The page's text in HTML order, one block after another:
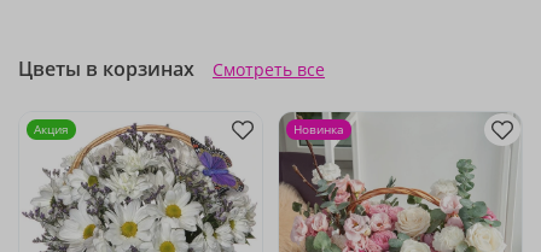
Цветы в корзинах Смотреть все
Акция Новинка